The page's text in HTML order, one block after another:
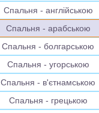
Спальня - англійською
Спальня - арабською
Спальня - болгарською
Спальня - угорською
Спальня - в'єтнамською
Спальня - грецькою